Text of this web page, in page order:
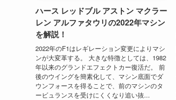
ハース レッドブル アストン マクラー
レン アルファタウリの2022年マシン
を解説！
2022年のF1はレギレーション変更によりマシ
ンが大変革する。 大きな特徴としては、1982
年以来のグランドエフェクトカー復活だ。 前
後のウイングを簡素化して、マシン底面でダ
ウンフォースを得ることで、前のマシンのタ
ービュランスを受けにくくなり追い抜...